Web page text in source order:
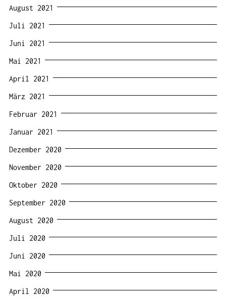
August 2021
Juli 2021
Juni 2021
Mai 2021
April 2021
März 2021
Februar 2021
Januar 2021
Dezember 2020
November 2020
Oktober 2020
September 2020
August 2020
Juli 2020
Juni 2020
Mai 2020
April 2020